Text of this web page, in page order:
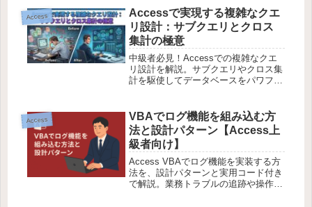
Access
Accessで実現する複雑なクエ
リ設計：サブクエリとクロス
集計の極意
中級者必見！Accessでの複雑なクエ
リ設計を解説。サブクエリやクロス集
計を駆使してデータベースをパワフル
Access
VBAでログ機能を組み込む方
法と設計パターン【Access上
級者向け】
Access VBAでログ機能を実装する方
法を、設計パターンと実用コード付き
で解説。業務トラブルの追跡や操作履